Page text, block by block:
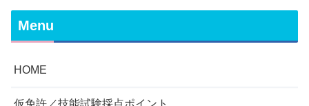
Menu
HOME
仮免許／技能試験採点ポイント